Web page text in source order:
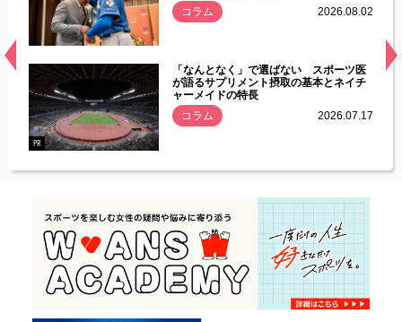
常
コラム
2026.08.02
PR
「なんとなく」で選ばない スポーツ医
が語るサプリメント摂取の基本とネイチ
ャーメイドの特長
コラム
2026.07.17